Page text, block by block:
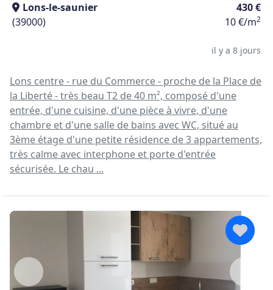
Lons-le-saunier
430 €
(39000)
10 €/m2
il y a 8 jours
Lons centre - rue du Commerce - proche de la Place de
la Liberté - très beau T2 de 40 m², composé d'une
entrée, d'une cuisine, d'une pièce à vivre, d'une
chambre et d'une salle de bains avec WC, situé au
3ème étage d'une petite résidence de 3 appartements,
très calme avec interphone et porte d'entrée
sécurisée. Le chau ...